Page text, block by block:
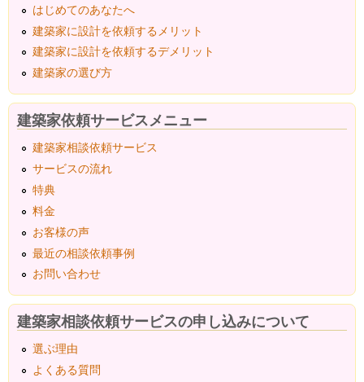
はじめてのあなたへ
建築家に設計を依頼するメリット
建築家に設計を依頼するデメリット
建築家の選び方
建築家依頼サービスメニュー
建築家相談依頼サービス
サービスの流れ
特典
料金
お客様の声
最近の相談依頼事例
お問い合わせ
建築家相談依頼サービスの申し込みについて
選ぶ理由
よくある質問